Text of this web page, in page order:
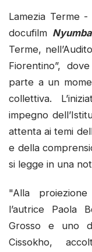
Lamezia Terme
docufilm Nyumba
Terme,
Fiorentino”,
parte a un
collettiva.
impegno
attenta ai temi
e della
si legge in una
"Alla
l’autrice Paola
Grosso e uno
Cissokho,